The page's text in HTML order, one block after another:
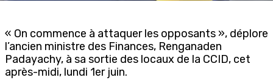
« On commence à attaquer les opposants », déplore
l’ancien ministre des Finances, Renganaden
Padayachy, à sa sortie des locaux de la CCID, cet
après-midi, lundi 1er juin.